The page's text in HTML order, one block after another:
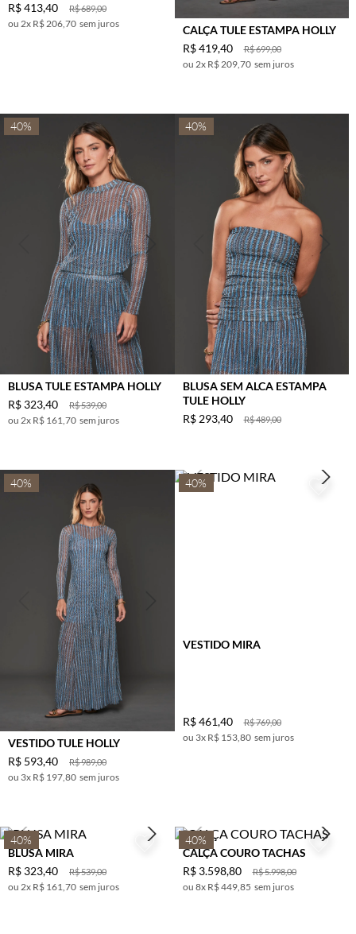
UVA
VERDE
VERDE
VERMELHO
VINHO
TERRA
ROSE
BERINJELA
LILAS
FERRUGEM
AZUL DENIN
PRETO C/
OFF
VERDE
OLIVA
TERRACOTA
BETERRABA
R$689,00
R$413,40
2x R$ 206,70 sem juros CALÇA TULE ESTAMPA HOLLY
R$699,00
R$ 419,40
2x R$ 209,70 sem juros
40%
BLUSA TULE ESTAMPA HOLLY
R$539,00
R$ 323,40
2x R$ 161,70 sem juros
40%
BLUSA SEM ALCA ESTAMPA
TULE HOLLY
R$489,00
R$ 293,40
40%
VESTIDO TULE HOLLY
R$989,00
R$ 593,40
3x R$ 197,80 sem juros
40%
VESTIDO MIRA
R$769,00
R$ 461,40
3x R$ 153,80 sem juros
40%
BLUSA MIRA
R$539,00
R$ 323,40
2x R$ 161,70 sem juros
40%
CALÇA COURO TACHAS
R$5.998,00
R$ 3.598,80
8x R$ 449,85 sem juros